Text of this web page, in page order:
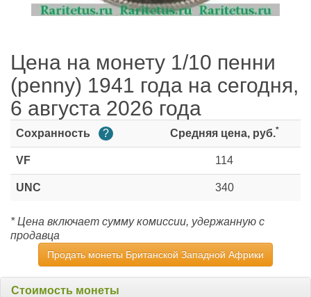
Цена на монету 1/10 пенни
(penny) 1941 года на сегодня,
6 августа 2026 года
Сохранность ? Средняя цена, руб.*
VF 114
UNC 340
* Цена включает сумму комиссии, удержанную с
продавца
Продать монеты Британской Западной Африки
Стоимость монеты